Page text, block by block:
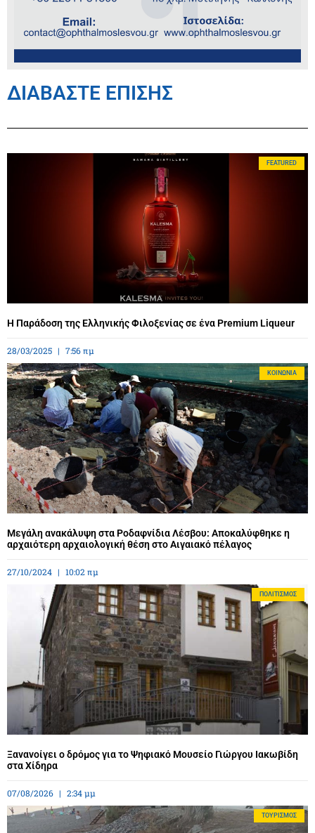
ΔΙΑΒΑΣΤΕ ΕΠΙΣΗΣ
FEATURED
Η Παράδοση της Ελληνικής Φιλοξενίας σε ένα Premium Liqueur
28/03/2025 7:56 πμ
ΚΟΙΝΩΝΊΑ
Μεγάλη ανακάλυψη στα Ροδαφνίδια Λέσβου: Αποκαλύφθηκε η
αρχαιότερη αρχαιολογική θέση στο Αιγαιακό πέλαγος
27/10/2024 10:02 πμ
ΠΟΛΙΤΙΣΜΌΣ
Ξανανοίγει ο δρόμος για το Ψηφιακό Μουσείο Γιώργου Ιακωβίδη
στα Χίδηρα
07/08/2026 2:34 μμ
ΤΟΥΡΙΣΜΌΣ